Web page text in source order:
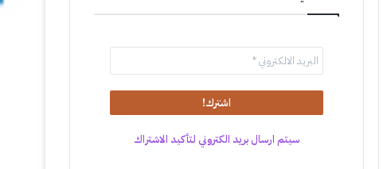
سيتم ارسال بريد الكتروني لتأكيد الاشتراك